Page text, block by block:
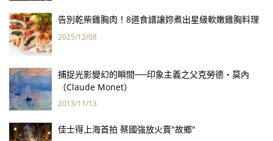
告別乾柴雞胸肉！8道食譜讓妳煮出星級軟嫩雞胸料理
2025/12/08
捕捉光影變幻的瞬間──印象主義之父克勞德‧莫內
（Claude Monet）
2013/11/13
佳士得上海首拍 蔡國強放火賣"故鄉"